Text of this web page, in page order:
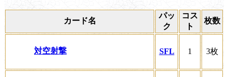
カード名
パッ
ク
コス
ト
枚数
対空射撃 SFL 1 3枚